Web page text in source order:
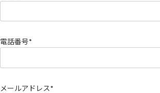
電話番号*
メールアドレス*